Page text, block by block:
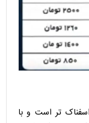
تر است و با